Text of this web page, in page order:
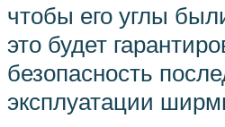
чтобы его углы
это будет
безопасность
эксплуатации